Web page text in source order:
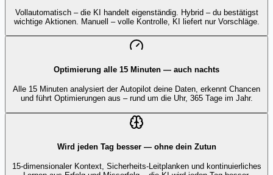
Vollautomatisch – die KI handelt eigenständig. Hybrid – du bestätigst
wichtige Aktionen. Manuell – volle Kontrolle, KI liefert nur Vorschläge.
Optimierung alle 15 Minuten — auch nachts
Alle 15 Minuten analysiert der Autopilot deine Daten, erkennt Chancen
und führt Optimierungen aus – rund um die Uhr, 365 Tage im Jahr.
Wird jeden Tag besser — ohne dein Zutun
15-dimensionaler Kontext, Sicherheits-Leitplanken und kontinuierliches